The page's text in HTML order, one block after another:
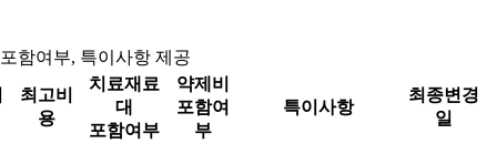
함여부, 특이사항 제공
최고비
용
치료재료
대
포함여부
약제비
포함여
부
특이사항
최종변경
일